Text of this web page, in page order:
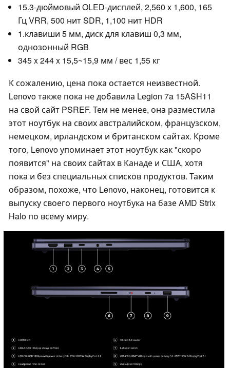
15.3-дюймовый OLED-дисплей, 2,560 x 1,600, 165
Гц VRR, 500 нит SDR, 1,100 нит HDR
1.клавиши 5 мм, диск для клавиш 0,3 мм,
однозонный RGB
345 x 244 x 15,5~15,9 мм / вес 1,55 кг
К сожалению, цена пока остается неизвестной.
Lenovo также пока не добавила Legion 7a 15ASH11
на свой сайт PSREF. Тем не менее, она разместила
этот ноутбук на своих австралийском, французском,
немецком, ирландском и британском сайтах. Кроме
того, Lenovo упоминает этот ноутбук как "скоро
появится" на своих сайтах в Канаде и США, хотя
пока и без специальных списков продуктов. Таким
образом, похоже, что Lenovo, наконец, готовится к
выпуску своего первого ноутбука на базе AMD Strix
Halo по всему миру.